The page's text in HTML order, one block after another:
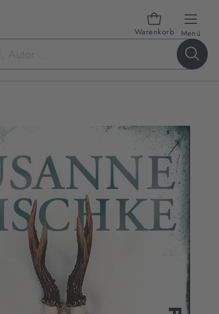
Warenkorb Menü